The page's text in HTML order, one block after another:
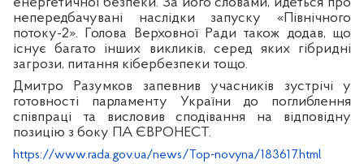
непередбачувані наслідки запуску «Північного
потоку-2». Голова Верховної Ради також додав, що
існує багато інших викликів, серед яких гібридні
загрози, питання кібербезпеки тощо.
Дмитро Разумков запевнив учасників зустрічі у
готовності парламенту України до поглиблення
співпраці та висловив сподівання на відповідну
позицію з боку ПА ЄВРОНЕСТ.
https://www.rada.gov.ua/news/Top-novyna/183617.html